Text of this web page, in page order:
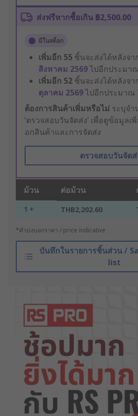
ส่งฟรีหากซื้อเกิน ฿2,500.00
มีในสต็อก
เพิ่มอีก 55 ชิ้นจะส่งได้หลังจ
สิงหาคม 2569ไปอีกประมา
เพิ่มอีก 52 ชิ้นจะส่งได้หลังจ
ตุลาคม 2569ไปอีกประมาณ
ต้องการสินค้าเพิ่มหรือไม่ ระบุจ
‘ตรวจสอบวันจัดส่ง’ เพื่อดูข้อมูลเ
อกสินค้าและการจัดส่ง
ตรวจสอบวันจัดส่
ม้วน ต่อม้วน
1 + THB2,202.60
*ตัวบ่งบอกราคา / price indicative
บันทึกในรายการชิ้นส่วน /
list